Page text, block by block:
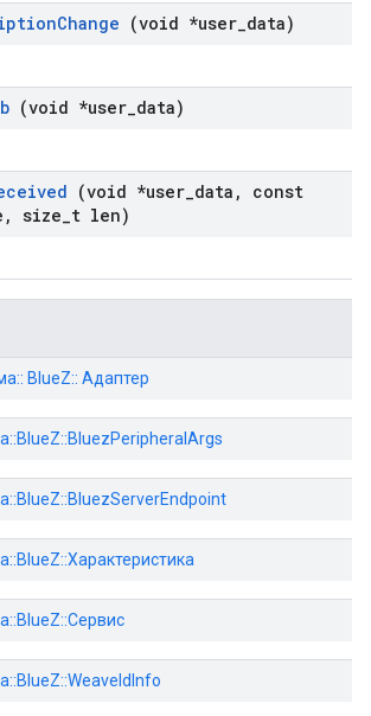
Change (void *user data)
(void *user data)
(void *user data ,
const
, size t len)
BlueZ:: Адаптер